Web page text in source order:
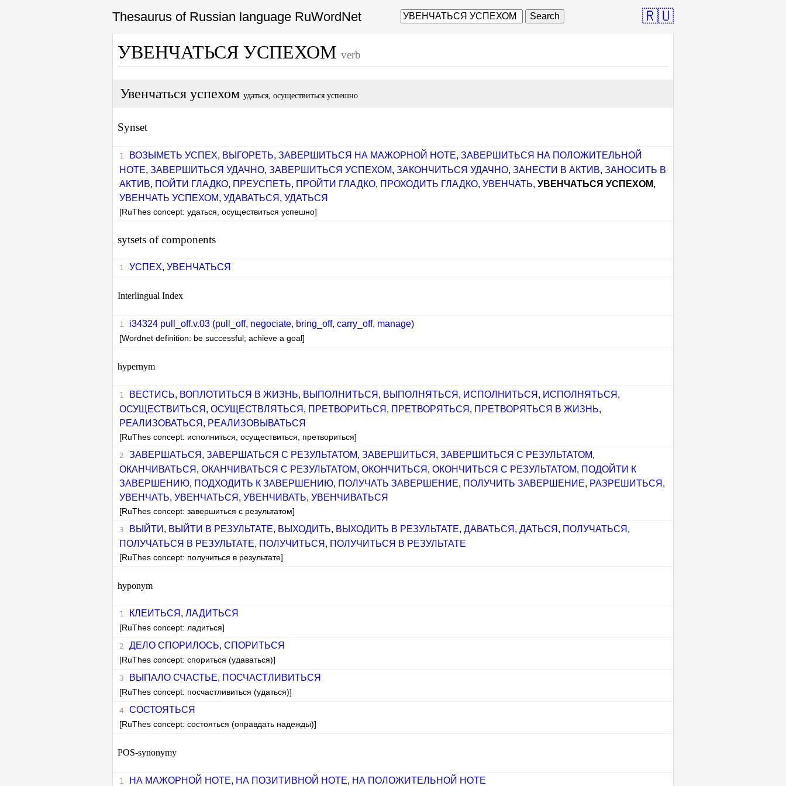
Thesaurus of Russian language RuWordNet Search 🇷🇺
УВЕНЧАТЬСЯ УСПЕХОМ verb
Увенчаться успехом удаться, осуществиться успешно
Synset
ВОЗЫМЕТЬ УСПЕХ, ВЫГОРЕТЬ, ЗАВЕРШИТЬСЯ НА МАЖОРНОЙ НОТЕ, ЗАВЕРШИТЬСЯ НА ПОЛОЖИТЕЛЬНОЙ
НОТЕ,ЗАВЕРШИТЬСЯ УДАЧНО,ЗАВЕРШИТЬСЯ УСПЕХОМ,ЗАКОНЧИТЬСЯ УДАЧНО,ЗАНЕСТИ В АКТИВ,ЗАНОСИТЬ В
АКТИВ, ПОЙТИ ГЛАДКО, ПРЕУСПЕТЬ, ПРОЙТИ ГЛАДКО, ПРОХОДИТЬ ГЛАДКО,УВЕНЧАТЬ,УВЕНЧАТЬСЯ УСПЕХОМ,
УВЕНЧАТЬ УСПЕХОМ,УДАВАТЬСЯ ,УДАТЬСЯ
[RuThes concept: удаться, осуществиться успешно]
sytsets of components
УСПЕХ, УВЕНЧАТЬСЯ
Interlingual Index
i34324 pull_off.v.03 (pull_off, negociate, bring_off, carry_off, manage)
[Wordnet definition: be successful; achieve a goal]
hypernym
ВЕСТИСЬ, ВОПЛОТИТЬСЯ В ЖИЗНЬ, ВЫПОЛНИТЬСЯ , ВЫПОЛНЯТЬСЯ , ИСПОЛНИТЬСЯ , ИСПОЛНЯТЬСЯ ,
ОСУЩЕСТВИТЬСЯ ,ОСУЩЕСТВЛЯТЬСЯ , ПРЕТВОРИТЬСЯ , ПРЕТВОРЯТЬСЯ , ПРЕТВОРЯТЬСЯ В ЖИЗНЬ,
РЕАЛИЗОВАТЬСЯ , РЕАЛИЗОВЫВАТЬСЯ
[RuThes concept: исполниться, осуществиться, претвориться]
ЗАВЕРШАТЬСЯ , ЗАВЕРШАТЬСЯ С РЕЗУЛЬТАТОМ, ЗАВЕРШИТЬСЯ , ЗАВЕРШИТЬСЯ С РЕЗУЛЬТАТОМ,
ОКАНЧИВАТЬСЯ ,ОКАНЧИВАТЬСЯ С РЕЗУЛЬТАТОМ,ОКОНЧИТЬСЯ ,ОКОНЧИТЬСЯ С РЕЗУЛЬТАТОМ, ПОДОЙТИ К
ЗАВЕРШЕНИЮ, ПОДХОДИТЬ К ЗАВЕРШЕНИЮ, ПОЛУЧАТЬ ЗАВЕРШЕНИЕ, ПОЛУЧИТЬ ЗАВЕРШЕНИЕ, РАЗРЕШИТЬСЯ ,
УВЕНЧАТЬ,УВЕНЧАТЬСЯ ,УВЕНЧИВАТЬ,УВЕНЧИВАТЬСЯ
[RuThes concept: завершиться с результатом]
ВЫЙТИ , ВЫЙТИ В РЕЗУЛЬТАТЕ, ВЫХОДИТЬ, ВЫХОДИТЬ В РЕЗУЛЬТАТЕ, ДАВАТЬСЯ , ДАТЬСЯ , ПОЛУЧАТЬСЯ ,
ПОЛУЧАТЬСЯ В РЕЗУЛЬТАТЕ, ПОЛУЧИТЬСЯ , ПОЛУЧИТЬСЯ В РЕЗУЛЬТАТЕ
[RuThes concept: получиться в результате]
hyponym
КЛЕИТЬСЯ , ЛАДИТЬСЯ
[RuThes concept: ладиться]
ДЕЛО СПОРИЛОСЬ, СПОРИТЬСЯ
[RuThes concept: спориться (удаваться)]
ВЫПАЛО СЧАСТЬЕ, ПОСЧАСТЛИВИТЬСЯ
[RuThes concept: посчастливиться (удаться)]
СОСТОЯТЬСЯ
[RuThes concept: состояться (оправдать надежды)]
POS-synonymy
НА МАЖОРНОЙ НОТЕ, НА ПОЗИТИВНОЙ НОТЕ, НА ПОЛОЖИТЕЛЬНОЙ НОТЕ